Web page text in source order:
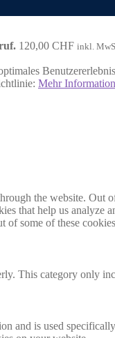
120,00 CHF inkl.
Mehr
the website. Out
that help us
some of these
This category only
is used